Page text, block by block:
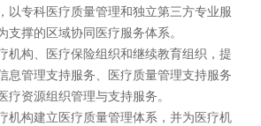
以专科医疗质量管理和独立第三方专业服
支撑的区域协同医疗服务体系。
机构、医疗保险组织和继续教育组织，提
息管理支持服务、医疗质量管理支持服务
疗资源组织管理与支持服务。
机构建立医疗质量管理体系，并为医疗机